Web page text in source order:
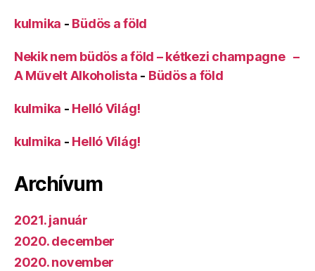
kulmika - Büdös a föld
Nekik nem büdös a föld – kétkezi champagne –
A Művelt Alkoholista - Büdös a föld
kulmika - Helló Világ!
kulmika - Helló Világ!
Archívum
2021. január
2020. december
2020. november